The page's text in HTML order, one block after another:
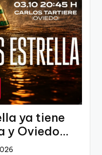
ya tiene
y Oviedo